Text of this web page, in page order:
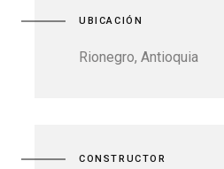
UBICACIÓN
Rionegro, Antioquia
CONSTRUCTOR